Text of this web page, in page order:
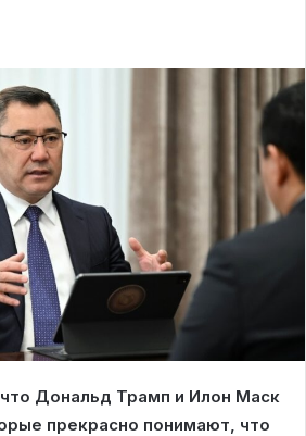
, что Дональд Трамп и Илон Маск
прекрасно понимают, что